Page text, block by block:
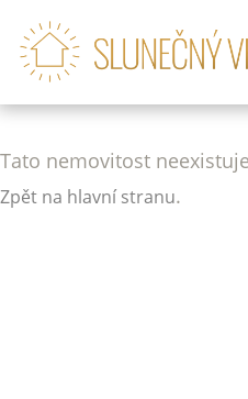
Tato nemovitost
Zpět na hlavní stranu.